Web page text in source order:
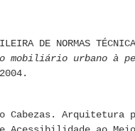
DE NORMAS
mobiliário urbano à
Cabezas.